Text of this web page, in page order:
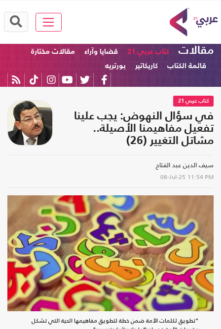
مقالات كتاب عربي 21 قضايا وآراء
مقالات مختارة
قائمة الكتاب
كاريكاتير بورتريه
كتاب عربي 21
في سؤال النهوض: يجب علينا
تفعيل مفاهيمنا الأصيلة..
مشاتل التغيير (26)
سيف الدين عبد الفتاح
08-Jul-25 11:54 PM
"تطويق لكلمات الأمة ضمن خطة لتطويق مفاهيمها الحية التي تشكل